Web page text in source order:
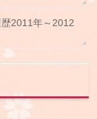
2011年～2012